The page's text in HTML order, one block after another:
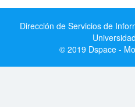
Dirección de Servicios de
© 2019 Dspace -